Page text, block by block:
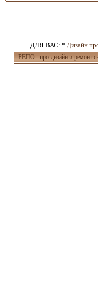
ДЛЯ ВАС: * Дизайн
РЕПО - про дизайн и ремонт